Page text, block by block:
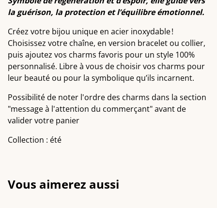
la guérison, la protection et l’équilibre émotionnel.
Créez votre bijou unique en acier inoxydable !
Choisissez votre chaîne, en version bracelet ou collier,
puis ajoutez vos charms favoris pour un style 100%
personnalisé. Libre à vous de choisir vos charms pour
leur beauté ou pour la symbolique qu’ils incarnent.
Possibilité de noter l'ordre des charms dans la section
"message à l'attention du commerçant" avant de
valider votre panier
Collection : été
Vous aimerez aussi